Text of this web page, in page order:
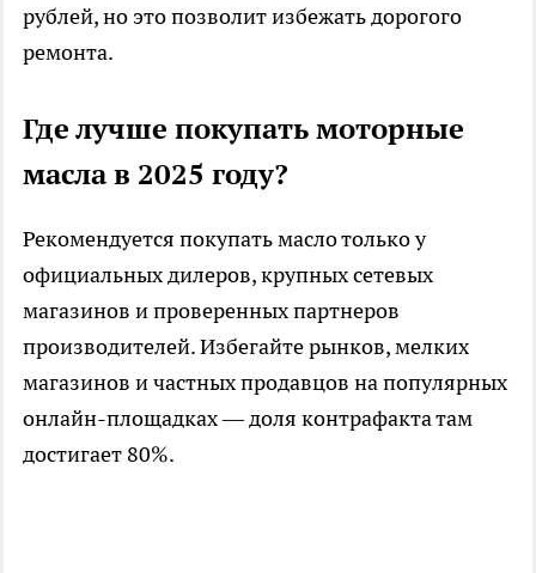
рублей, но это позволит избежать дорогого
ремонта.
Где лучше покупать моторные
масла в 2025 году?
Рекомендуется покупать масло только у
официальных дилеров, крупных сетевых
магазинов и проверенных партнеров
производителей. Избегайте рынков, мелких
магазинов и частных продавцов на популярных
онлайн-площадках — доля контрафакта там
достигает 80%.